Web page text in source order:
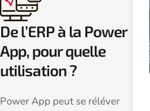
De l’ERP à la Power
App, pour quelle
utilisation ?
Power App peut se réléver